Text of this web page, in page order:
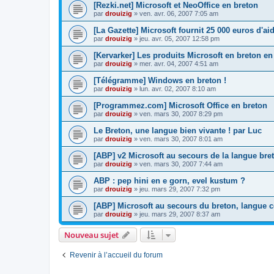
[Rezki.net] Microsoft et NeoOffice en breton
par drouizig » ven. avr. 06, 2007 7:05 am
[La Gazette] Microsoft fournit 25 000 euros
par drouizig » jeu. avr. 05, 2007 12:58 pm
[Kervarker] Les produits Microsoft en breton
par drouizig » mer. avr. 04, 2007 4:51 am
[Télégramme] Windows en breton !
par drouizig » lun. avr. 02, 2007 8:10 am
[Programmez.com] Microsoft Office en breton
par drouizig » ven. mars 30, 2007 8:29 pm
Le Breton, une langue bien vivante ! par Luc
par drouizig » ven. mars 30, 2007 8:01 am
[ABP] v2 Microsoft au secours de la langue
par drouizig » ven. mars 30, 2007 7:44 am
ABP : pep hini en e gorn, evel kustum ?
par drouizig » jeu. mars 29, 2007 7:32 pm
[ABP] Microsoft au secours du breton, langue
par drouizig » jeu. mars 29, 2007 8:37 am
Nouveau sujet
Revenir à l’accueil du forum